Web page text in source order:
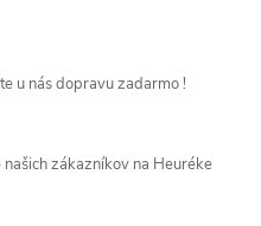
u nás dopravu zadarmo !
zákazníkov na Heuréke